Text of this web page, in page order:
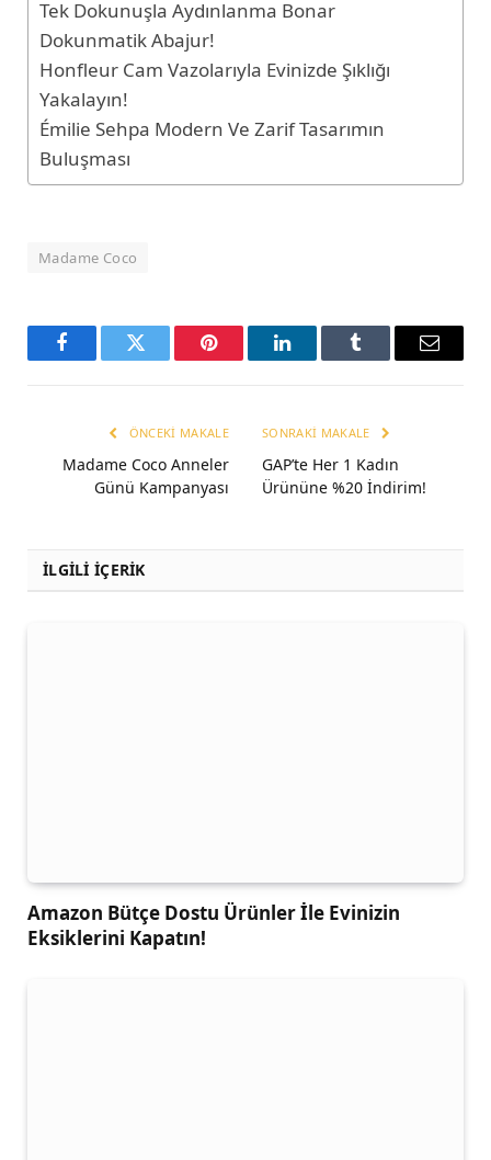
Tek Dokunuşla Aydınlanma Bonar
Dokunmatik Abajur!
Honfleur Cam Vazolarıyla Evinizde Şıklığı
Yakalayın!
Émilie Sehpa Modern Ve Zarif Tasarımın
Buluşması
Madame Coco
FacebookTwitter Pinterest LinkedInTumblr Email
ÖNCEKI MAKALE
Madame Coco Anneler
Günü Kampanyası
SONRAKI MAKALE
GAP’te Her 1 Kadın
Ürününe %20 İndirim!
İLGİLİ İÇERİK
Amazon Bütçe Dostu Ürünler İle Evinizin
Eksiklerini Kapatın!